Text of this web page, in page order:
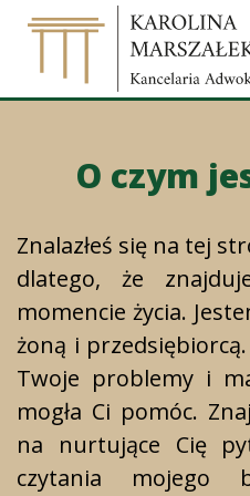
O czym
Znalazłeś się na tej
dlatego, że
momencie życia.
żoną i
Twoje problemy i
mogła Ci pomóc.
na nurtujące Cię
czytania mojego